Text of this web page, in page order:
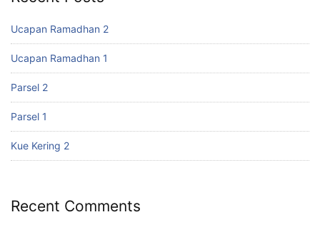
Ucapan Ramadhan 2
Ucapan Ramadhan 1
Parsel 2
Parsel 1
Kue Kering 2
Recent Comments